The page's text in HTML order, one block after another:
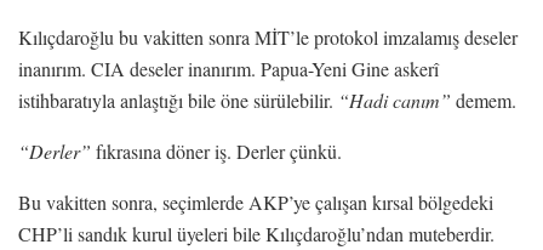
Kılıçdaroğlu bu vakitten sonra MİT’le protokol imzalamış deseler
inanırım. CIA deseler inanırım. Papua-Yeni Gine askerî
istihbaratıyla anlaştığı bile öne sürülebilir. “Hadi canım” demem.
“Derler” fıkrasına döner iş. Derler çünkü.
Bu vakitten sonra, seçimlerde AKP’ye çalışan kırsal bölgedeki
CHP’li sandık kurul üyeleri bile Kılıçdaroğlu’ndan muteberdir.